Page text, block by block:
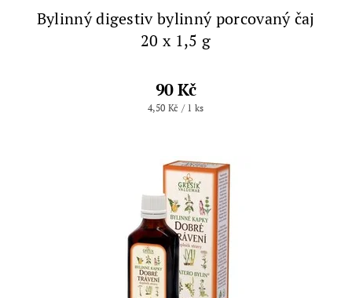
Bylinný digestiv bylinný porcovaný čaj
20 x 1,5 g
90 Kč
4,50 Kč / 1 ks